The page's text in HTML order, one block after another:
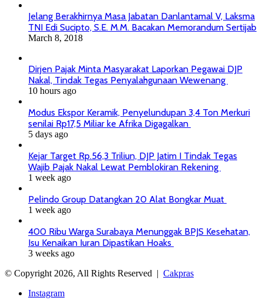
Jelang Berakhirnya Masa Jabatan Danlantamal V, Laksma
TNI Edi Sucipto, S.E. M.M. Bacakan Memorandum Sertijab
March 8, 2018
Dirjen Pajak Minta Masyarakat Laporkan Pegawai DJP
Nakal, Tindak Tegas Penyalahgunaan Wewenang
10 hours ago
Modus Ekspor Keramik, Penyelundupan 3,4 Ton Merkuri
senilai Rp17,5 Miliar ke Afrika Digagalkan
5 days ago
Kejar Target Rp.56,3 Triliun, DJP Jatim I Tindak Tegas
Wajib Pajak Nakal Lewat Pemblokiran Rekening
1 week ago
Pelindo Group Datangkan 20 Alat Bongkar Muat
1 week ago
400 Ribu Warga Surabaya Menunggak BPJS Kesehatan,
Isu Kenaikan Iuran Dipastikan Hoaks
3 weeks ago
© Copyright 2026, All Rights Reserved | Cakpras
Instagram